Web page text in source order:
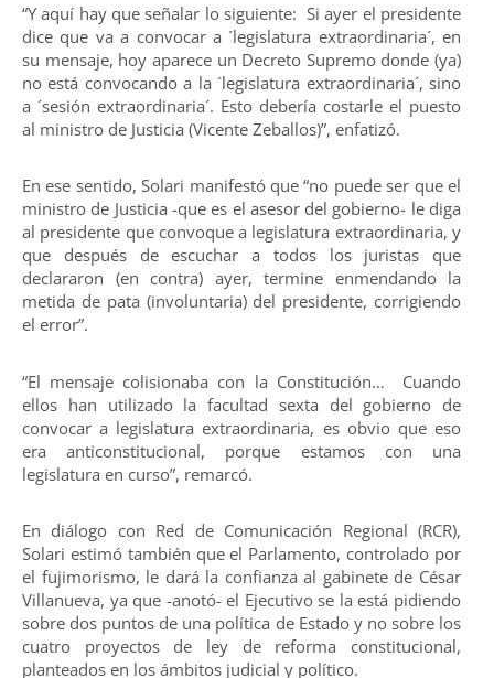
“Y aquí hay que señalar lo siguiente: Si ayer el presidente
dice que va a convocar a ´legislatura extraordinaria´, en
su mensaje, hoy aparece un Decreto Supremo donde (ya)
no está convocando a la ´legislatura extraordinaria´, sino
a ´sesión extraordinaria´. Esto debería costarle el puesto
al ministro de Justicia (Vicente Zeballos)”, enfatizó.
En ese sentido, Solari manifestó que “no puede ser que el
ministro de Justicia -que es el asesor del gobierno- le diga
al presidente que convoque a legislatura extraordinaria, y
que después de escuchar a todos los juristas que
declararon (en contra) ayer, termine enmendando la
metida de pata (involuntaria) del presidente, corrigiendo
el error”.
“El mensaje colisionaba con la Constitución… Cuando
ellos han utilizado la facultad sexta del gobierno de
convocar a legislatura extraordinaria, es obvio que eso
era anticonstitucional, porque estamos con una
legislatura en curso”, remarcó.
En diálogo con Red de Comunicación Regional (RCR),
Solari estimó también que el Parlamento, controlado por
el fujimorismo, le dará la confianza al gabinete de César
Villanueva, ya que -anotó- el Ejecutivo se la está pidiendo
sobre dos puntos de una política de Estado y no sobre los
cuatro proyectos de ley de reforma constitucional,
planteados en los ámbitos judicial y político.